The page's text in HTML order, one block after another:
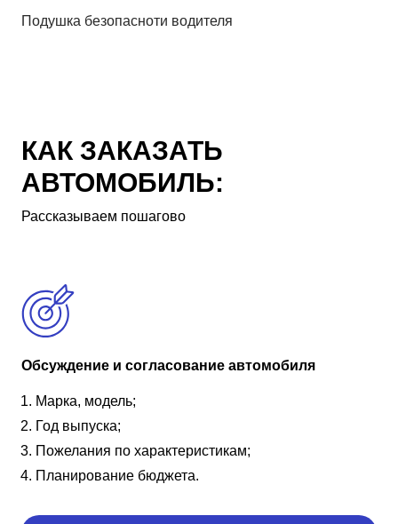
Подушка безопасноти водителя
КАК ЗАКАЗАТЬ
АВТОМОБИЛЬ:
Рассказываем пошагово
Обсуждение и согласование автомобиля
Марка, модель;
Год выпуска;
Пожелания по характеристикам;
Планирование бюджета.